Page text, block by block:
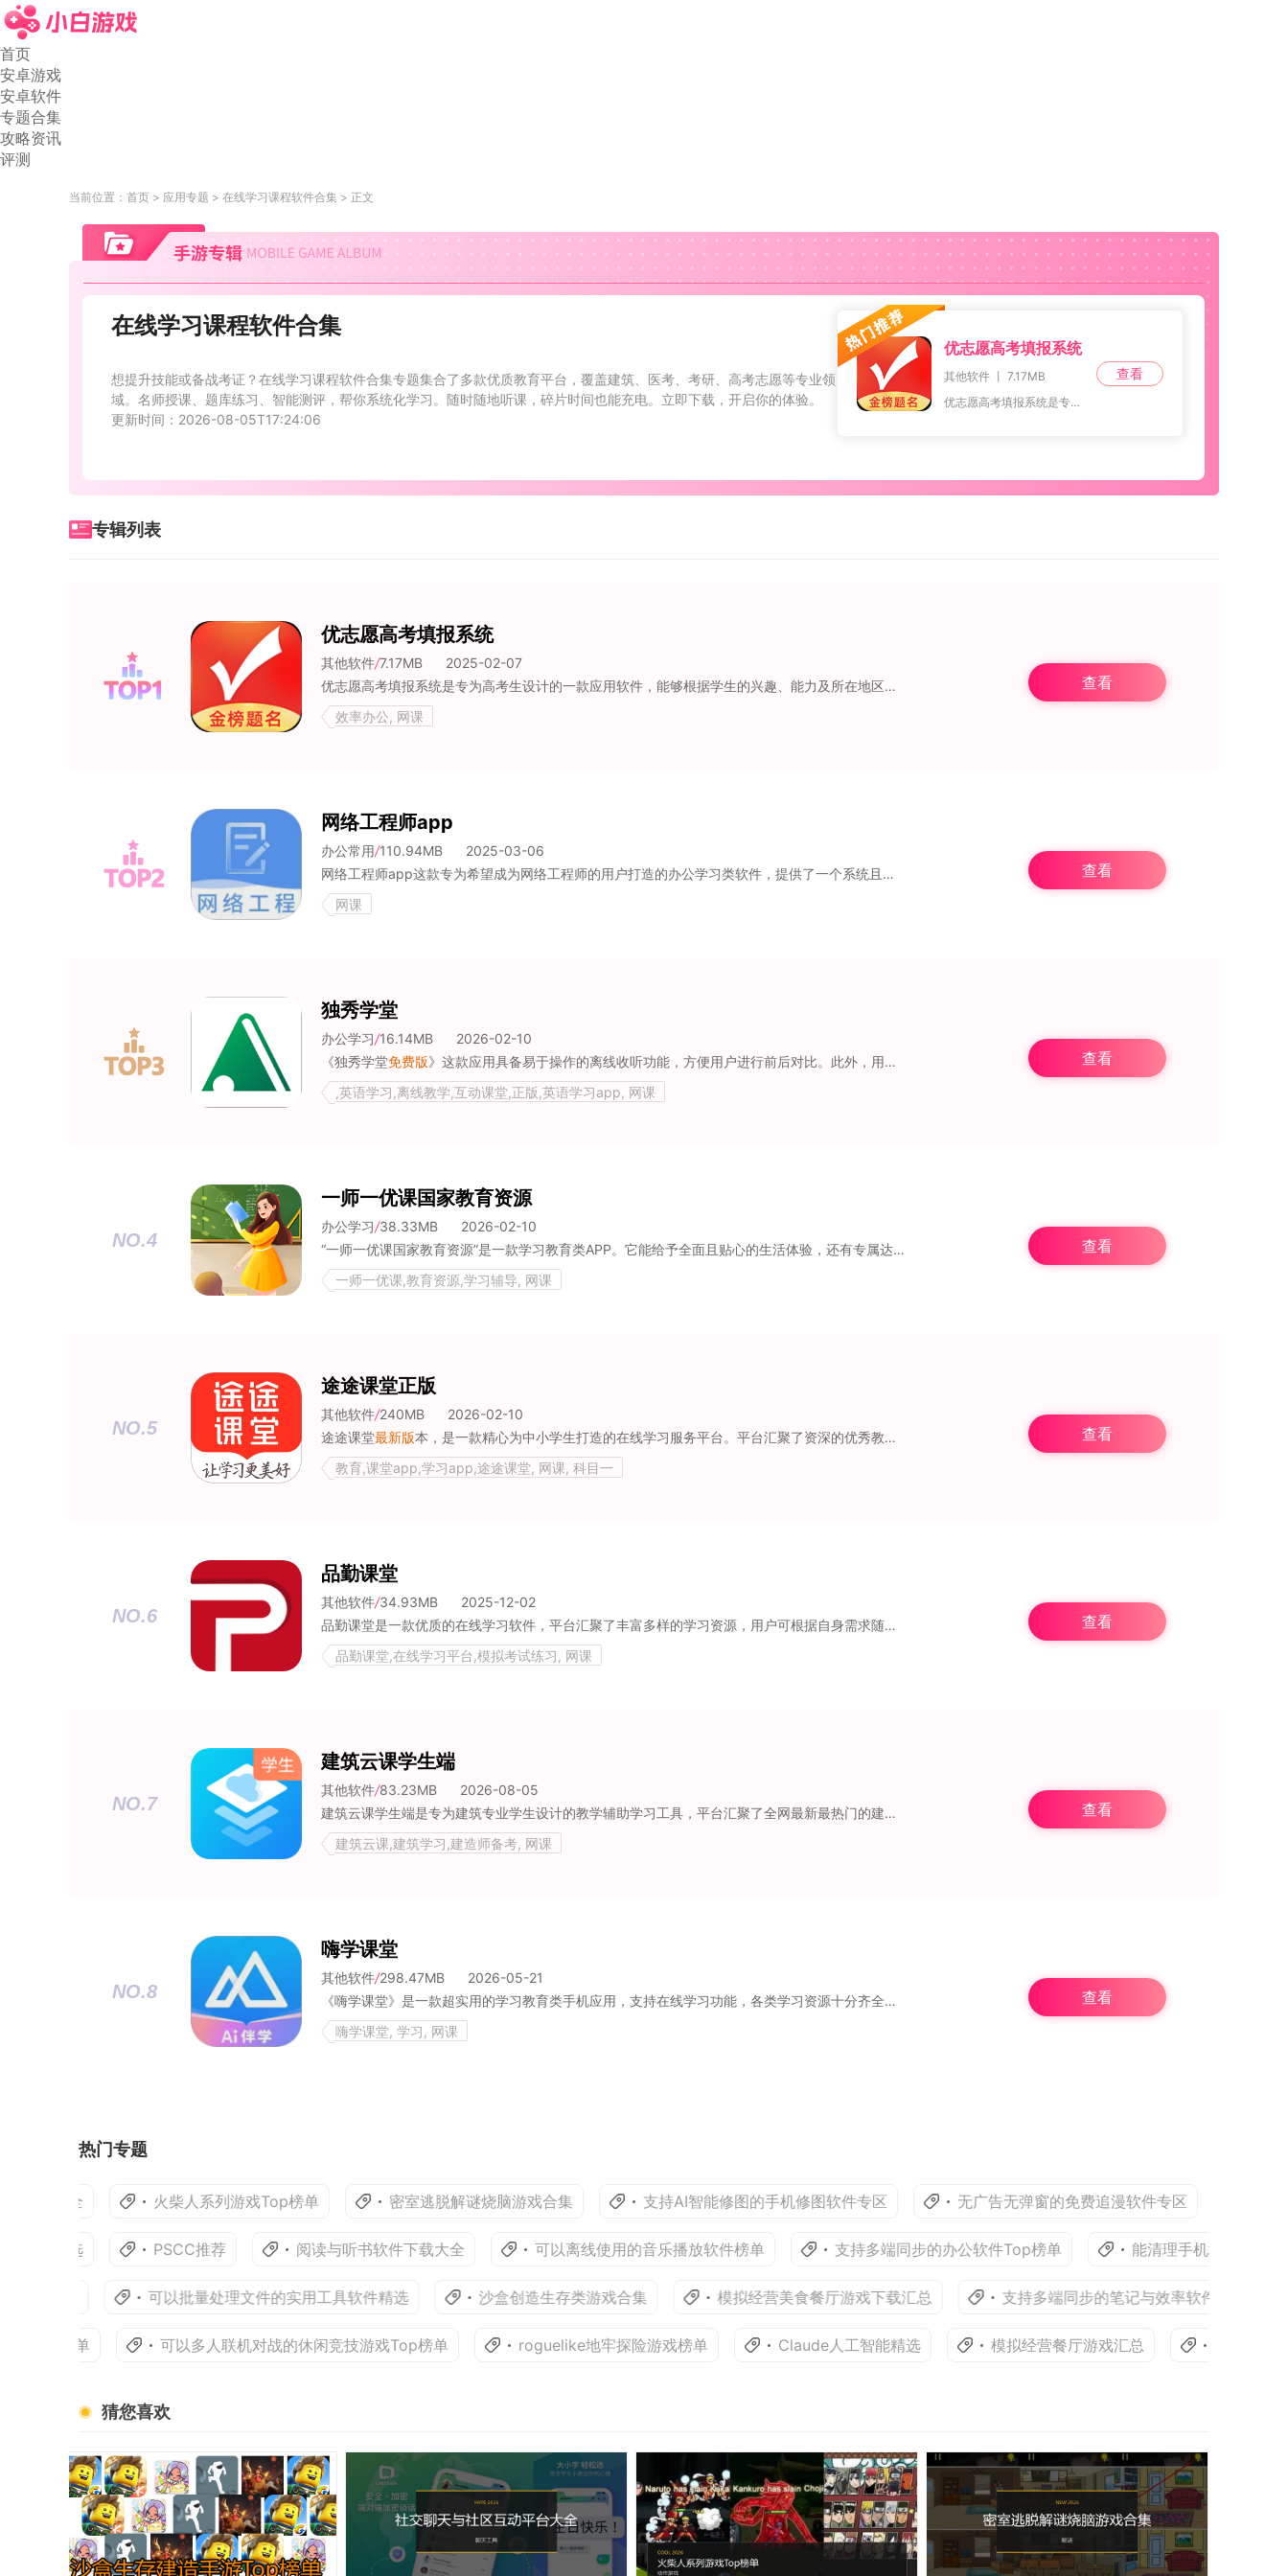
首页
安卓游戏
安卓软件
专题合集
攻略资讯
评测
当前位置： 首页 应用专题 在线学习课程软件合集 正文
在线学习课程软件合集
想提升技能或备战考证？在线学习课程软件合集专题集合了多款优质教育平台，覆盖建筑、医考、考研、高考志愿等专业领
域。名师授课、题库练习、智能测评，帮你系统化学习。随时随地听课，碎片时间也能充电。立即下载，开启你的体验。
更新时间：2026-08-05T17:24:06
优志愿高考填报系统
其他软件 丨 7.17MB
优志愿高考填报系统是专为高考生设计的一款应用软件，能够根据学生的兴趣、能力及所在地区等因素，制定个性化的志愿填报计划。该系统具备多种条件筛选、智能匹配、实时调
查看
专辑列表
优志愿高考填报系统
其他软件/7.17MB
2025-02-07
优志愿高考填报系统是专为高考生设计的一款应用软件，能够根据学生的兴趣、能力及所在地区等因素，制定个性化的志愿填报计划。该系统具备多种条件筛选、智能匹配、实时调
效率办公, 网课
查看
网络工程师app
办公常用/110.94MB
2025-03-06
网络工程师app这款专为希望成为网络工程师的用户打造的办公学习类软件，提供了一个系统且高效的学习平台，旨在帮助用户顺利通过网络工程师相关的各类考试。软件内置了丰
网课
查看
独秀学堂
办公学习/16.14MB
2026-02-10
《独秀学堂免费版》这款应用具备易于操作的离线收听功能，方便用户进行前后对比。此外，用户能够对着独秀学堂练习单词发音，该应用还为用户提供各类听力及词汇教材等学习资
,英语学习,离线教学,互动课堂,正版,英语学习app, 网课
查看
NO.4
一师一优课国家教育资源
办公学习/38.33MB
2026-02-10
“一师一优课国家教育资源”是一款学习教育类APP。它能给予全面且贴心的生活体验，还有专属达人帮忙解决各类难题。这里面有着丰富的学习技巧与计划，还提供普通话教程。
一师一优课,教育资源,学习辅导, 网课
查看
NO.5
途途课堂正版
其他软件/240MB
2026-02-10
途途课堂最新版本，是一款精心为中小学生打造的在线学习服务平台。平台汇聚了资深的优秀教师，同时提供经过精心挑选的优质课程。它以直播授课的形式，为学生们答疑解惑，还
教育,课堂app,学习app,途途课堂, 网课, 科目一
查看
NO.6
品勤课堂
其他软件/34.93MB
2025-12-02
品勤课堂是一款优质的在线学习软件，平台汇聚了丰富多样的学习资源，用户可根据自身需求随时上线学习。所有内容均经过精心筛选，品质上乘，能充分满足不同学习者的各类学习
品勤课堂,在线学习平台,模拟考试练习, 网课
查看
NO.7
建筑云课学生端
其他软件/83.23MB
2026-08-05
建筑云课学生端是专为建筑专业学生设计的教学辅助学习工具，平台汇聚了全网最新最热门的建筑专业知识题库，提供丰富多样的建筑专业课程供学生自主选择学习。众多资深名师在
建筑云课,建筑学习,建造师备考, 网课
查看
NO.8
嗨学课堂
其他软件/298.47MB
2026-05-21
《嗨学课堂》是一款超实用的学习教育类手机应用，支持在线学习功能，各类学习资源十分齐全，题库内题目数量丰富多样，用户可以快速开展练习与测试。课程选择十分丰富，覆盖
嗨学课堂, 学习, 网课
查看
热门专题
火柴人系列游戏Top榜单 密室逃脱解谜烧脑游戏合集 支持AI智能修图的手机修图软件专区 无广告无弹窗的免费追漫软件专区
PSCC推荐 阅读与听书软件下载大全 可以离线使用的音乐播放软件榜单 支持多端同步的办公软件Top榜单 能清理手机垃圾的优化与
可以批量处理文件的实用工具软件精选 沙盒创造生存类游戏合集 模拟经营美食餐厅游戏下载汇总 支持多端同步的笔记与效率软件汇总
可以多人联机对战的休闲竞技游戏Top榜单 roguelike地牢探险游戏榜单 Claude人工智能精选 模拟经营餐厅游戏汇总 适合打发时间
猜您喜欢